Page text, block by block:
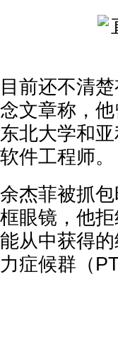
目前还不清
念文章称，
东北大学和
软件工程师。
余杰菲被抓
框眼镜，他
能从中获得
力症候群（